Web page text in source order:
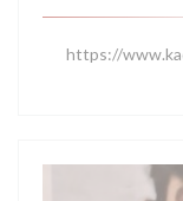
https://